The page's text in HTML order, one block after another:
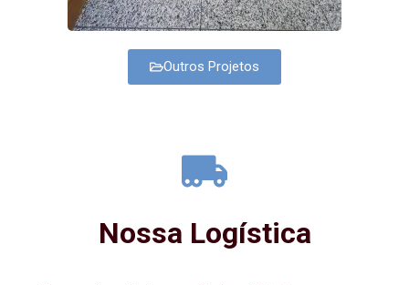
Outros Projetos
Nossa Logística